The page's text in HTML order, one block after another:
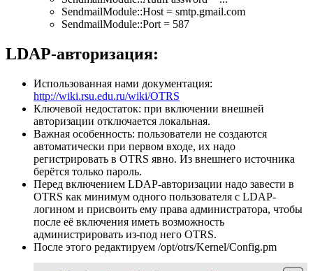
SendmailModule::Host = smtp.gmail.com
SendmailModule::Port = 587
LDAP-авторизация:
Использованная нами документация:
http://wiki.rsu.edu.ru/wiki/OTRS
Ключевой недостаток: при включении внешней
авторизации отключается локальная.
Важная особенность: пользователи не создаются
автоматически при первом входе, их надо
регистрировать в OTRS явно. Из внешнего источника
берётся только пароль.
Перед включением LDAP-авторизации надо завести в
OTRS как минимум одного пользователя с LDAP-
логином и присвоить ему права администратора, чтобы
после её включения иметь возможность
администрировать из-под него OTRS.
После этого редактируем /opt/otrs/Kernel/Config.pm